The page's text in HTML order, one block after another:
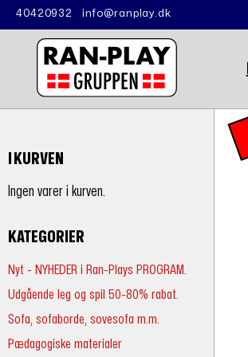
40420932 info@ranplay.dk
I KURVEN
Ingen varer i kurven.
KATEGORIER
Nyt - NYHEDER i Ran-Plays PROGRAM.
Udgående leg og spil 50-80% rabat.
Sofa, sofaborde, sovesofa m.m.
Pædagogiske materialer